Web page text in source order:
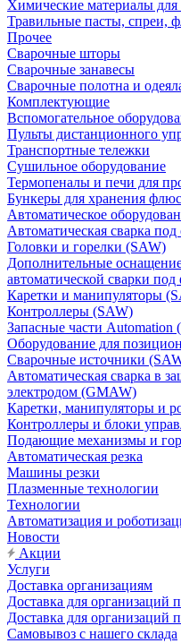
Химические материалы для
Травильные пасты, спреи,
Прочее
Сварочные шторы
Сварочные занавесы
Сварочные полотна и
Комплектующие
Вспомогательное
Пульты дистанционного
Транспортные тележки
Сушильное оборудование
Термопеналы и печи для
Бункеры для хранения
Автоматическое
Автоматическая сварка
Головки и горелки (SAW)
Дополнительные
автоматической сварки
Каретки и манипуляторы
Контроллеры (SAW)
Запасные части Automation
Оборудование для
Сварочные источники
Автоматическая сварка в
электродом (GMAW)
Каретки, манипуляторы и
Контроллеры и блоки
Подающие механизмы и
Автоматическая резка
Машины резки
Плазменные технологии
Технологии
Автоматизация и
Новости
Акции
Услуги
Доставка организациям
Доставка для организаций
Доставка для организаций
Самовывоз с нашего склада